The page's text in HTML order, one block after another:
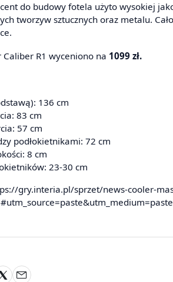
do budowy fotela użyto wysokiej
tworzyw sztucznych oraz metalu.
R1 wyceniono na 1099 zł.
136 cm
83 cm
57 cm
podłokietnikami: 72 cm
8 cm
23-30 cm
gry.interia.pl/sprzet/news-cooler-